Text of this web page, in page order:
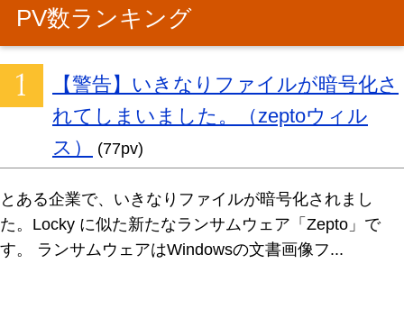
PV数ランキング
【警告】いきなりファイルが暗号化さ
れてしまいました。（zeptoウィル
ス）
(77pv)
とある企業で、いきなりファイルが暗号化されまし
た。Locky に似た新たなランサムウェア「Zepto」で
す。 ランサムウェアはWindowsの文書画像フ...